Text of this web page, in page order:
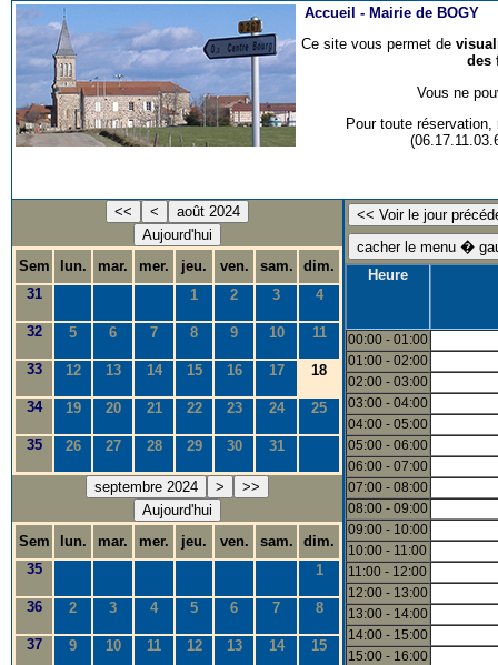
Accueil - Mairie de BOGY
Ce site vous permet de
des
Vous ne
Pour toute
<< <
août 2024
Aujourd'hui
Sem
lun. mar. mer. jeu. ven. sam.
dim.
31
1 2 3 4
32 5 6 7 8 9 10 11
33 12 13 14 15 16 17 18
34 19 20 21 22 23 24 25
35 26 27 28 29 30 31
septembre 2024 >
>>
Aujourd'hui
Sem
lun. mar. mer. jeu. ven. sam.
dim.
35
1
36 2 3 4 5 6 7 8
37 9 10 11 12 13 14 15
Heure
00:00 - 01:00
01:00 - 02:00
02:00 - 03:00
03:00 - 04:00
04:00 - 05:00
05:00 - 06:00
06:00 - 07:00
07:00 - 08:00
08:00 - 09:00
09:00 - 10:00
10:00 - 11:00
11:00 - 12:00
12:00 - 13:00
13:00 - 14:00
14:00 - 15:00
15:00 - 16:00